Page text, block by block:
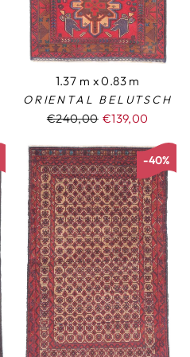
1.37 m x 0.83 m
ORIENTAL BELUTSCH
Normaler
€240,00 Sonderpreis
€139,00
-40%